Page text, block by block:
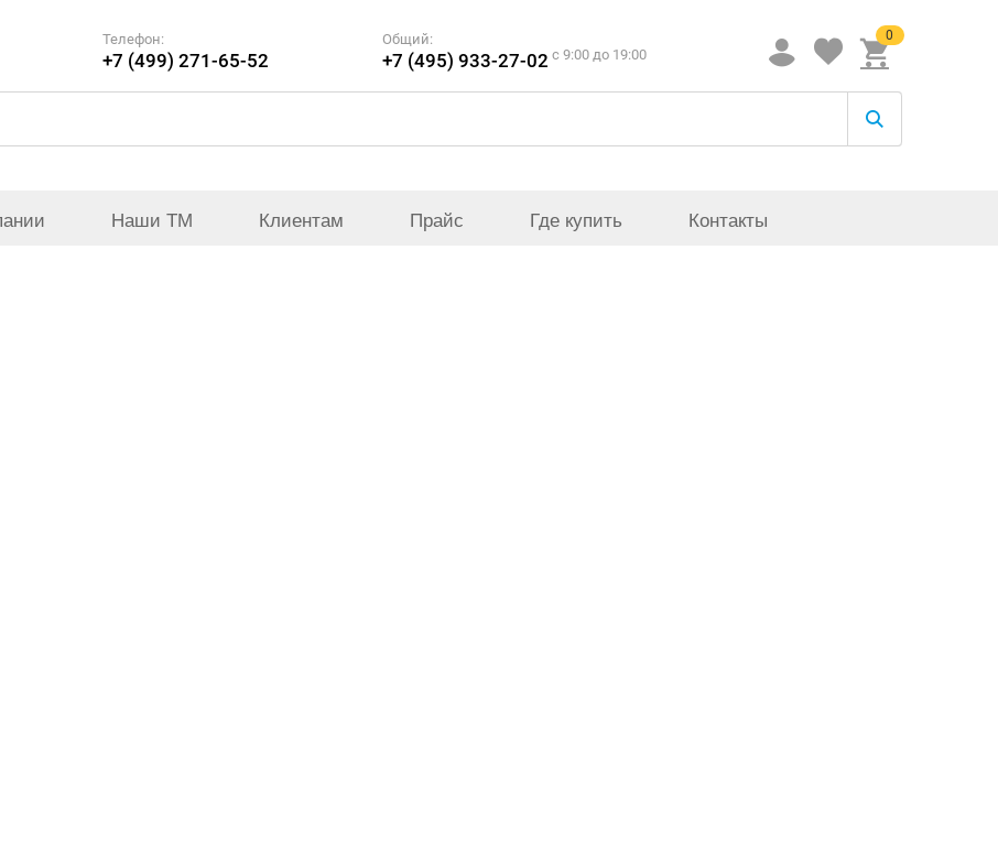
Телефон:
+7 (499) 271-65-52
Общий:
+7 (495) 933-27-02 c 9:00 до 19:00
0
Наши ТМ Клиентам Прайс Где купить Контакты